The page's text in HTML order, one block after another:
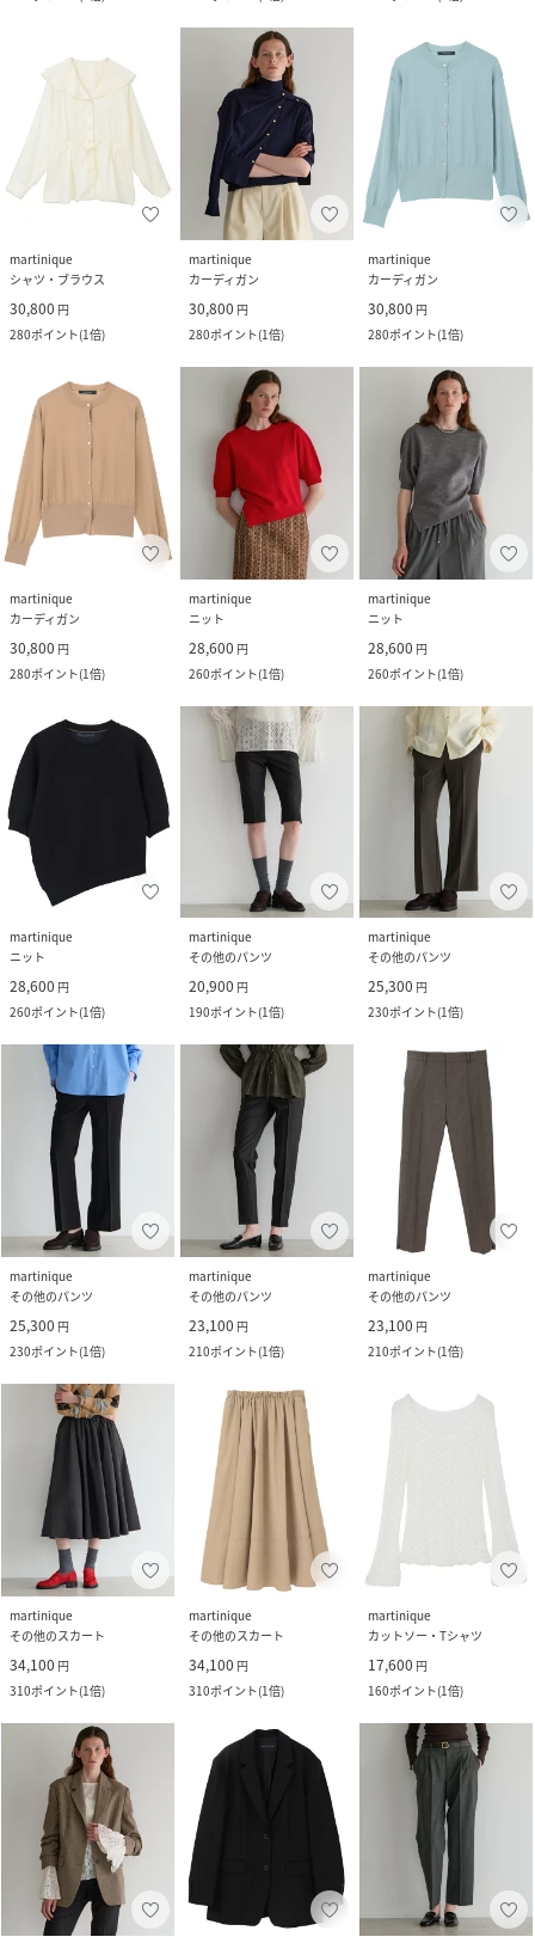
martinique
シャツ・ブラウス
30,800 円
280ポイント(1倍)
martinique
カーディガン
30,800 円
280ポイント(1倍)
martinique
カーディガン
30,800 円
280ポイント(1倍)
martinique
カーディガン
30,800 円
280ポイント(1倍)
martinique
ニット
28,600 円
260ポイント(1倍)
martinique
ニット
28,600 円
260ポイント(1倍)
martinique
ニット
28,600 円
260ポイント(1倍)
martinique
その他のパンツ
20,900 円
190ポイント(1倍)
martinique
その他のパンツ
25,300 円
230ポイント(1倍)
martinique
その他のパンツ
25,300 円
230ポイント(1倍)
martinique
その他のパンツ
23,100 円
210ポイント(1倍)
martinique
その他のパンツ
23,100 円
210ポイント(1倍)
martinique
その他のスカート
34,100 円
310ポイント(1倍)
martinique
その他のスカート
34,100 円
310ポイント(1倍)
martinique
カットソー・Tシャツ
17,600 円
160ポイント(1倍)